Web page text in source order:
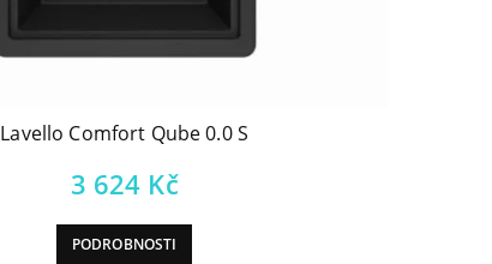
Lavello Comfort Qube 0.0 S
3 624 Kč
PODROBNOSTI